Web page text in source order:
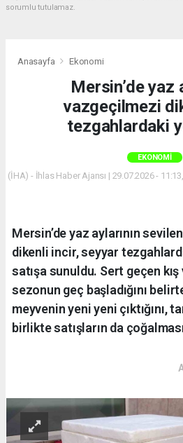
sorumlu tutulamaz.
Anasayfa Ekonomi
Mersin’de yaz
vazgeçilmezi
tezgahlardaki
EKONOMI
(İHA) - İhlas Haber Ajansı | 29.07.2026 -
Mersin’de yaz aylarının
dikenli incir, seyyar
satışa sunuldu. Sert geçen
sezonun geç başladığını
meyvenin yeni yeni çıktığını,
birlikte satışların da